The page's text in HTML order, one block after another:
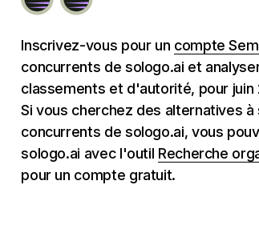
Inscrivez-vous pour un compte
concurrents de sologo.ai et
classements et d'autorité, pour juin
Si vous cherchez des alternatives
concurrents de sologo.ai, vous
sologo.ai avec l'outil Recherche
pour un compte gratuit.